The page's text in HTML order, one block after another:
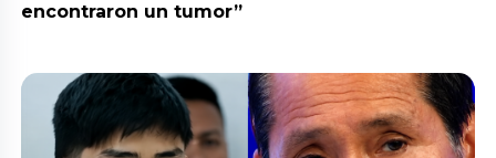
encontraron un tumor”